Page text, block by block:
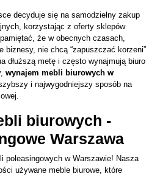
decyduje się na samodzielny zakup
korzystając z oferty sklepów
że w obecnych czasach,
biznesy, nie chcą “zapuszczać korzeni”
dłuższą metę i często wynajmują biuro
wynajem mebli biurowych w
i najwygodniejszy sposób na
biurowych -
Warszawa
poleasingowych w Warszawie! Nasza
używane meble biurowe, które